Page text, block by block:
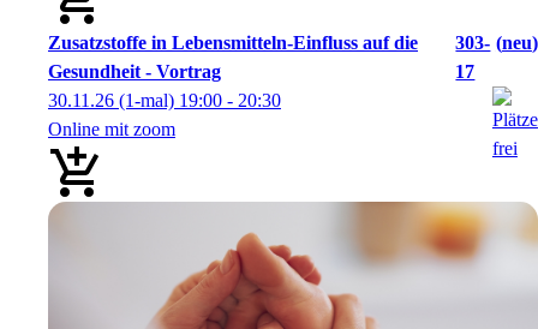
Zusatzstoffe in Lebensmitteln-Einfluss auf die
Gesundheit - Vortrag
303-
17
neu
30.11.26 (1-mal) 19:00 - 20:30
Online mit zoom